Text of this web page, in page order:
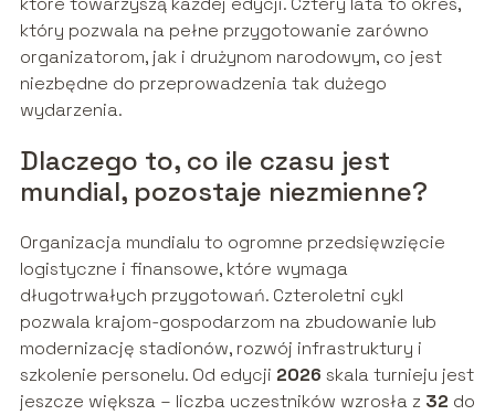
który pozwala na pełne przygotowanie zarówno
organizatorom, jak i drużynom narodowym, co jest
niezbędne do przeprowadzenia tak dużego
wydarzenia.
Dlaczego to, co ile czasu jest
mundial, pozostaje niezmienne?
Organizacja mundialu to ogromne przedsięwzięcie
logistyczne i finansowe, które wymaga
długotrwałych przygotowań. Czteroletni cykl
pozwala krajom-gospodarzom na zbudowanie lub
modernizację stadionów, rozwój infrastruktury i
szkolenie personelu. Od edycji 2026 skala turnieju jest
jeszcze większa – liczba uczestników wzrosła z 32 do